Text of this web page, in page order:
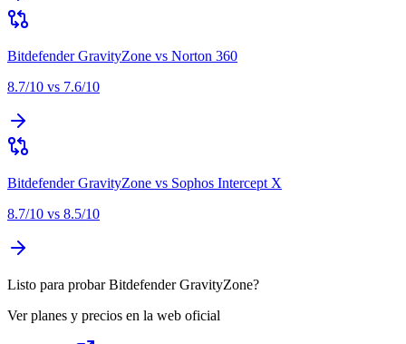
Bitdefender GravityZone vs Norton 360
8.7/10 vs 7.6/10
Bitdefender GravityZone vs Sophos Intercept X
8.7/10 vs 8.5/10
Listo para probar Bitdefender GravityZone?
Ver planes y precios en la web oficial